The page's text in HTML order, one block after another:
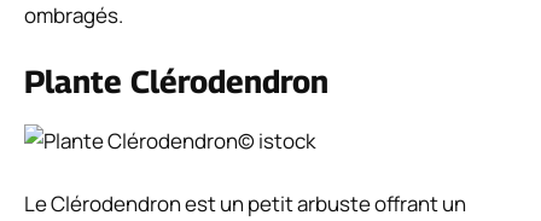
ombragés.
Plante Clérodendron
© istock
Le Clérodendron est un petit arbuste offrant un